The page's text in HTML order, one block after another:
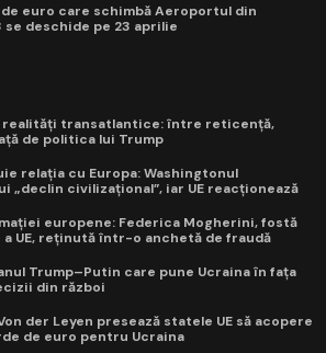
euro care schimbă Aeroportul din
deschide pe 23 aprilie
realități transatlantice: între reticență,
de politica lui Trump
relația cu Europa: Washingtonul
„declin civilizațional”, iar UE reacționează
europene: Federica Mogherini, fostă
UE, reținută într-o anchetă de fraudă
Trump–Putin care pune Ucraina în fața
din război
der Leyen presează statele UE să acopere
de euro pentru Ucraina